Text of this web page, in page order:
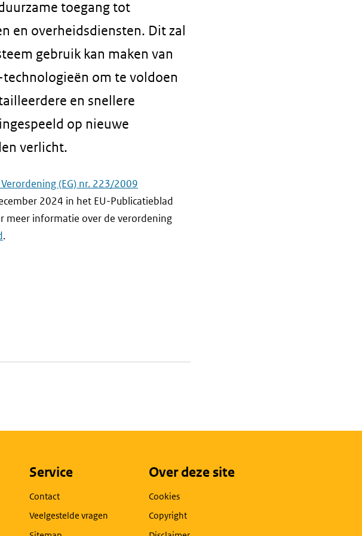
toegang tot
en overheidsdiensten. Dit zal
gebruik kan maken van
om te voldoen
en snellere
op nieuwe
verlicht.
(EG) nr. 223/2009
2024 in het EU-Publicatieblad
meer informatie over de verordening
.
Service
Contact
Veelgestelde vragen
Over deze site
Cookies
Copyright